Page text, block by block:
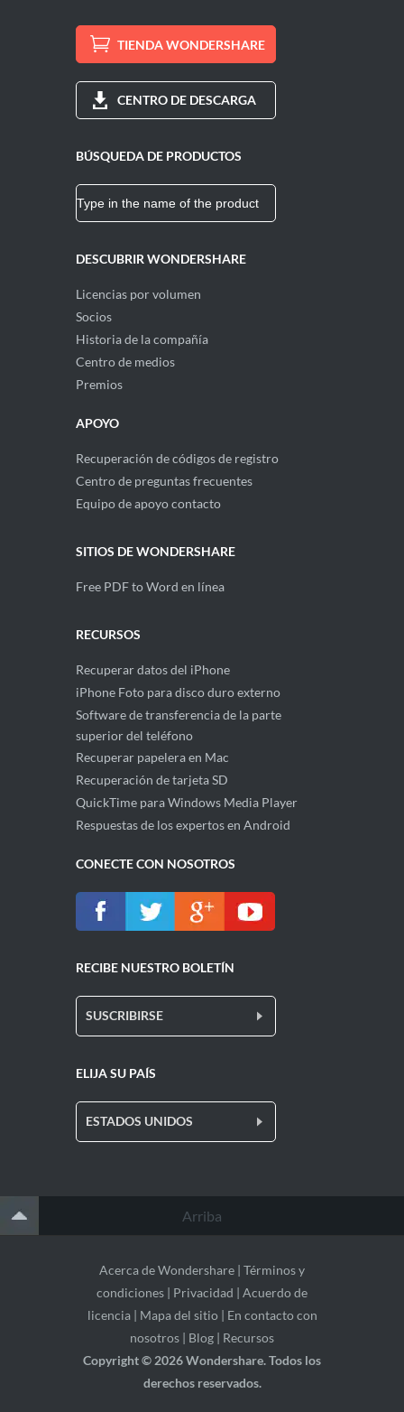
TIENDA WONDERSHARE
CENTRO DE DESCARGA
BÚSQUEDA DE PRODUCTOS
DESCUBRIR WONDERSHARE
Licencias por volumen
Socios
Historia de la compañía
Centro de medios
Premios
APOYO
Recuperación de códigos de registro
Centro de preguntas frecuentes
Equipo de apoyo contacto
SITIOS DE WONDERSHARE
Free PDF to Word en línea
RECURSOS
Recuperar datos del iPhone
iPhone Foto para disco duro externo
Software de transferencia de la parte
superior del teléfono
Recuperar papelera en Mac
Recuperación de tarjeta SD
QuickTime para Windows Media Player
Respuestas de los expertos en Android
CONECTE CON NOSOTROS
RECIBE NUESTRO BOLETÍN
SUSCRIBIRSE
ELIJA SU PAÍS
ESTADOS UNIDOS
Arriba
Acerca de Wondershare | Términos y
condiciones | Privacidad | Acuerdo de
licencia| Mapa del sitio| En contacto con
nosotros | Blog | Recursos
Copyright © 2026 Wondershare. Todos los
derechos reservados.